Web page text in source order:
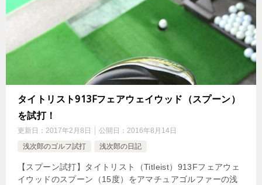
タイトリスト913Fフェアウェイウッド（スプーン）
を試打！
更新日： 2017年2月8日 公開日： 2016年8月14日
浅次郎のゴルフ試打
浅次郎の日記
【スプーン試打】タイトリスト（Titleist）913Fフェアウェ
イウッドのスプーン（15度）をアマチュアゴルファーの浅